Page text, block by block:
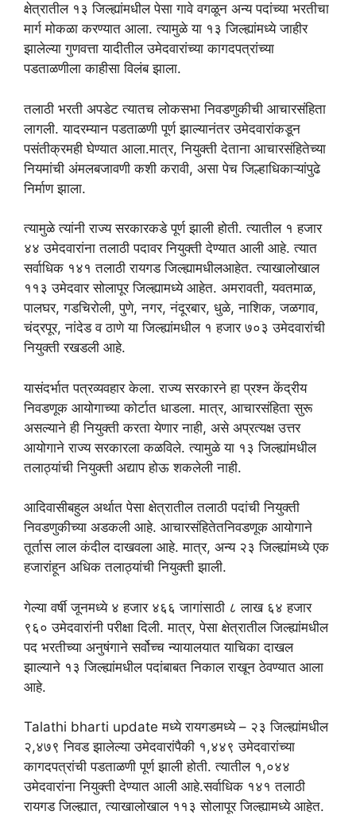
क्षेत्रातील १३ जिल्ह्यांमधील पेसा गावे वगळून अन्य पदांच्या भरतीचा
मार्ग मोकळा करण्यात आला. त्यामुळे या १३ जिल्ह्यांमध्ये जाहीर
झालेल्या गुणवत्ता यादीतील उमेदवारांच्या कागदपत्रांच्या
पडताळणीला काहीसा विलंब झाला.
तलाठी भरती अपडेट त्यातच लोकसभा निवडणुकीची आचारसंहिता
लागली. यादरम्यान पडताळणी पूर्ण झाल्यानंतर उमेदवारांकडून
पसंतीक्रमही घेण्यात आला.मात्र, नियुक्ती देताना आचारसंहितेच्या
नियमांची अंमलबजावणी कशी करावी, असा पेच जिल्हाधिकाऱ्यांपुढे
निर्माण झाला.
त्यामुळे त्यांनी राज्य सरकारकडे पूर्ण झाली होती. त्यातील १ हजार
४४ उमेदवारांना तलाठी पदावर नियुक्ती देण्यात आली आहे. त्यात
सर्वाधिक १४१ तलाठी रायगड जिल्ह्यामधीलआहेत. त्याखालोखाल
११३ उमेदवार सोलापूर जिल्ह्यामध्ये आहेत. अमरावती, यवतमाळ,
पालघर, गडचिरोली, पुणे, नगर, नंदूरबार, धुळे, नाशिक, जळगाव,
चंद्रपूर, नांदेड व ठाणे या जिल्ह्यांमधील १ हजार ७०३ उमेदवारांची
नियुक्ती रखडली आहे.
यासंदर्भात पत्रव्यवहार केला. राज्य सरकारने हा प्रश्न केंद्रीय
निवडणूक आयोगाच्या कोर्टात धाडला. मात्र, आचारसंहिता सुरू
असल्याने ही नियुक्ती करता येणार नाही, असे अप्रत्यक्ष उत्तर
आयोगाने राज्य सरकारला कळविले. त्यामुळे या १३ जिल्ह्यांमधील
तलाठ्यांची नियुक्ती अद्याप होऊ शकलेली नाही.
आदिवासीबहुल अर्थात पेसा क्षेत्रातील तलाठी पदांची नियुक्ती
निवडणुकीच्या अडकली आहे. आचारसंहितेतनिवडणूक आयोगाने
तूर्तास लाल कंदील दाखवला आहे. मात्र, अन्य २३ जिल्ह्यांमध्ये एक
हजारांहून अधिक तलाठ्यांची नियुक्ती झाली.
गेल्या वर्षी जूनमध्ये ४ हजार ४६६ जागांसाठी ८ लाख ६४ हजार
९६० उमेदवारांनी परीक्षा दिली. मात्र, पेसा क्षेत्रातील जिल्ह्यांमधील
पद भरतीच्या अनुषंगाने सर्वोच्च न्यायालयात याचिका दाखल
झाल्याने १३ जिल्ह्यांमधील पदांबाबत निकाल राखून ठेवण्यात आला
आहे.
Talathi bharti update मध्ये रायगडमध्ये – २३ जिल्ह्यांमधील
२,४७९ निवड झालेल्या उमेदवारांपैकी १,४४९ उमेदवारांच्या
कागदपत्रांची पडताळणी पूर्ण झाली होती. त्यातील १,०४४
उमेदवारांना नियुक्ती देण्यात आली आहे.सर्वाधिक १४१ तलाठी
रायगड जिल्ह्यात, त्याखालोखाल ११३ सोलापूर जिल्ह्यामध्ये आहेत.